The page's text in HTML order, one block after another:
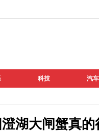
科技 汽车
湖大闸蟹真的